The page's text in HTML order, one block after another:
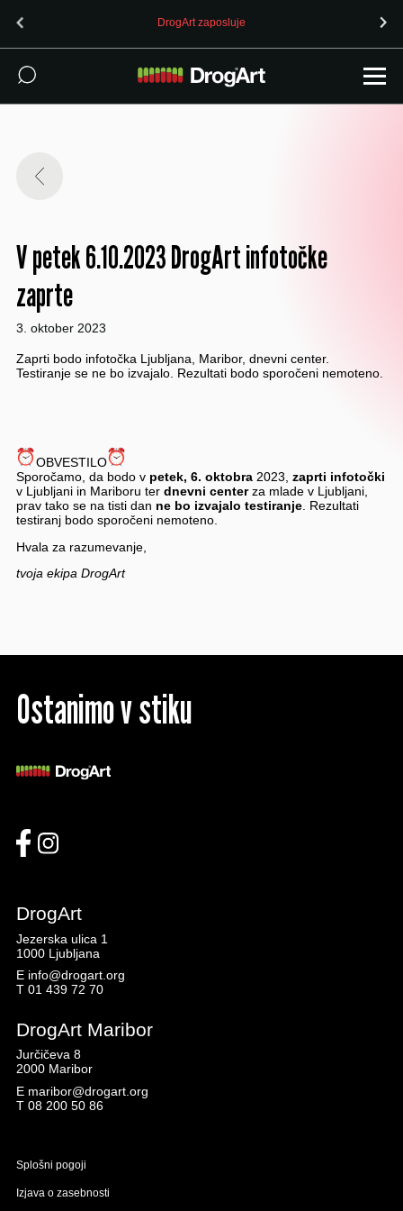
DrogArt zaposluje
V petek 6.10.2023 DrogArt infotočke
zaprte
3. oktober 2023
Zaprti bodo infotočka Ljubljana, Maribor, dnevni center.
Testiranje se ne bo izvajalo. Rezultati bodo sporočeni nemoteno.
OBVESTILO
Sporočamo, da bodo v petek, 6. oktobra2023, zaprti infotočki
v Ljubljani in Mariboru ter dnevni centerza mlade v Ljubljani,
prav tako se na tisti dan ne bo izvajalo testiranje. Rezultati
testiranj bodo sporočeni nemoteno.
Hvala za razumevanje,
tvoja ekipa DrogArt
Ostanimo v stiku
DrogArt
Jezerska ulica 1
1000 Ljubljana
E info@drogart.org
T 01 439 72 70
DrogArt Maribor
Jurčičeva 8
2000 Maribor
E maribor@drogart.org
T 08 200 50 86
Splošni pogoji
Izjava o zasebnosti